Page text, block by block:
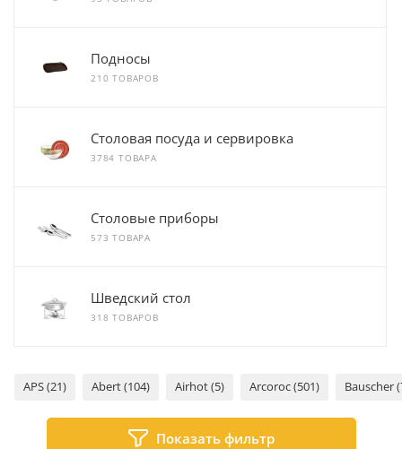
Подносы
210 ТОВАРОВ
Столовая посуда и сервировка
3784 ТОВАРА
Столовые приборы
573 ТОВАРА
Шведский стол
318 ТОВАРОВ
APS (21) Abert (104) Airhot (5) Arcoroc (501) Bauscher
Показать фильтр